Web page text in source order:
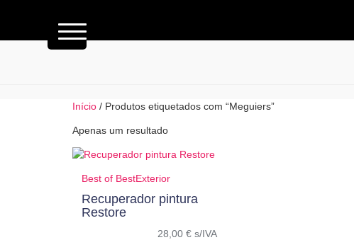
Início / Produtos etiquetados com “Meguiers”
Apenas um resultado
Best of BestExterior
Recuperador pintura
Restore
28,00 € s/IVA